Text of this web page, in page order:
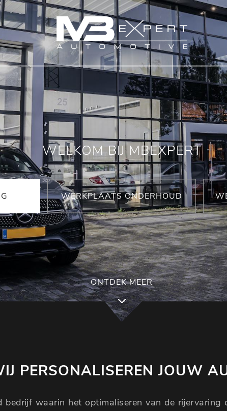
WELKOM BIJ MBEXPERT
WERKPLAATS ONDERHOUD
ONTDEK MEER
PERSONALISEREN JOUW
bedrijf waarin het optimaliseren van de rijervaring